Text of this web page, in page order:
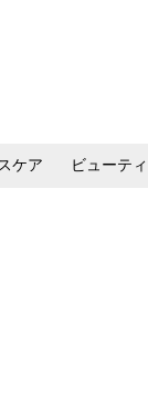
ケア ビューティ